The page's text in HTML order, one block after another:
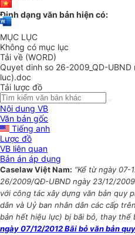
Định dạng văn bản hiện có:
MỤC LỤC
Không có mục lục
Tải về (WORD)
Quyet dinh so 26-2009_QD-
luc).doc
Tải lược đồ
Nội dung VB
Văn bản gốc
Tiếng anh
Lược đồ
VB liên quan
Bản án áp dụng
Caselaw Việt Nam: “Kể từ ngày
26/2009/QĐ-UBND ngày 23/12/
với công tác xây dựng văn bản quy
dân và Uỷ ban nhân dân các cấp
bản hết hiệu lực) bị bãi bỏ, thay thế
ngày 07/12/2012 Bãi bỏ văn bản